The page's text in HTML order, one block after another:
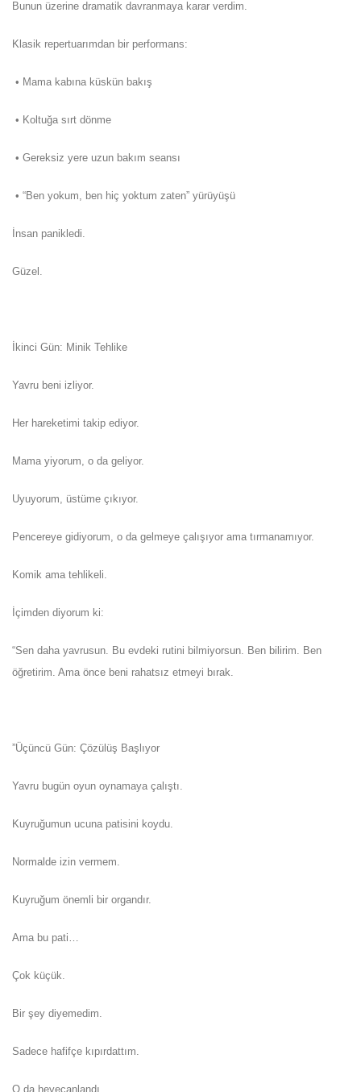
Bunun üzerine dramatik davranmaya karar verdim.
Klasik repertuarımdan bir performans:
• Mama kabına küskün bakış
• Koltuğa sırt dönme
• Gereksiz yere uzun bakım seansı
• “Ben yokum, ben hiç yoktum zaten” yürüyüşü
İnsan panikledi.
Güzel.
İkinci Gün: Minik Tehlike
Yavru beni izliyor.
Her hareketimi takip ediyor.
Mama yiyorum, o da geliyor.
Uyuyorum, üstüme çıkıyor.
Pencereye gidiyorum, o da gelmeye çalışıyor ama tırmanamıyor.
Komik ama tehlikeli.
İçimden diyorum ki:
“Sen daha yavrusun. Bu evdeki rutini bilmiyorsun. Ben bilirim. Ben
öğretirim. Ama önce beni rahatsız etmeyi bırak.
”Üçüncü Gün: Çözülüş Başlıyor
Yavru bugün oyun oynamaya çalıştı.
Kuyruğumun ucuna patisini koydu.
Normalde izin vermem.
Kuyruğum önemli bir organdır.
Ama bu pati…
Çok küçük.
Bir şey diyemedim.
Sadece hafifçe kıpırdattım.
O da heyecanlandı.